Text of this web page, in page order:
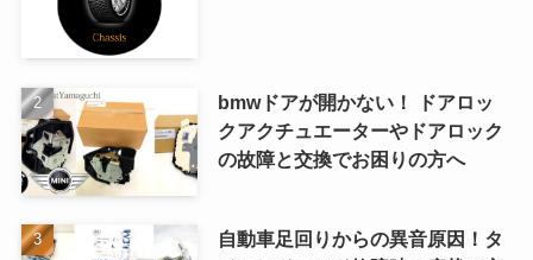
bmwドアが開かない！ ドアロッ
クアクチュエーターやドアロック
の故障と交換でお困りの方へ
自動車足回りからの異音原因！タ